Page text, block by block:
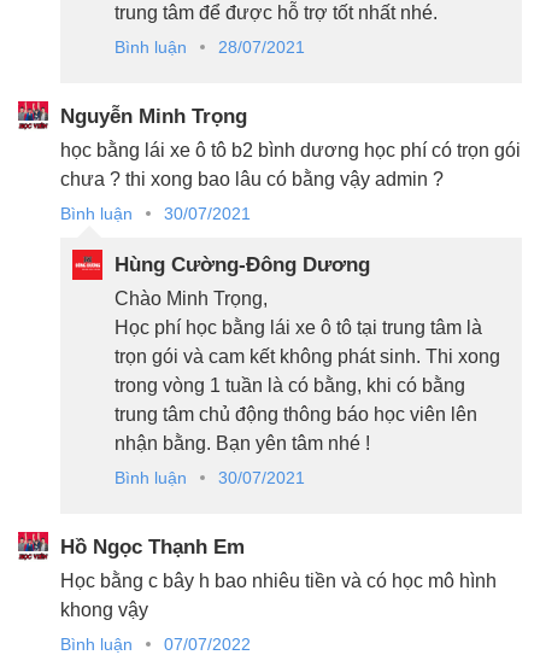
trung tâm để được hỗ trợ tốt nhất nhé.
Bình luận 28/07/2021
Nguyễn Minh Trọng
học bằng lái xe ô tô b2 bình dương học phí có trọn gói
chưa ? thi xong bao lâu có bằng vậy admin ?
Bình luận 30/07/2021
Hùng Cường-Đông Dương
Chào Minh Trọng,
Học phí học bằng lái xe ô tô tại trung tâm là
trọn gói và cam kết không phát sinh. Thi xong
trong vòng 1 tuần là có bằng, khi có bằng
trung tâm chủ động thông báo học viên lên
nhận bằng. Bạn yên tâm nhé !
Bình luận 30/07/2021
Hồ Ngọc Thạnh Em
Học bằng c bây h bao nhiêu tiền và có học mô hình
khong vậy
Bình luận 07/07/2022